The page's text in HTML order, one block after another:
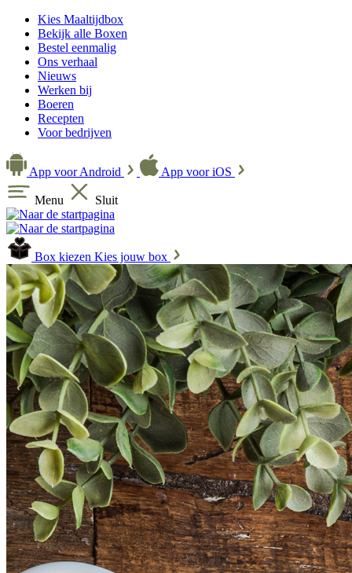
Kies Maaltijdbox
Bekijk alle Boxen
Bestel eenmalig
Ons verhaal
Nieuws
Werken bij
Boeren
Recepten
Voor bedrijven
App voor Android App voor iOS
Menu Sluit
Box kiezen Kies jouw box